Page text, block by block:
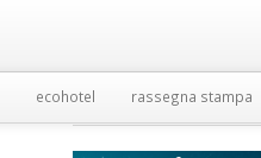
ecohotel rassegna stampa